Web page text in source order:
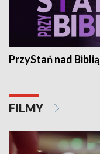
PrzyStań nad Biblią
FILMY